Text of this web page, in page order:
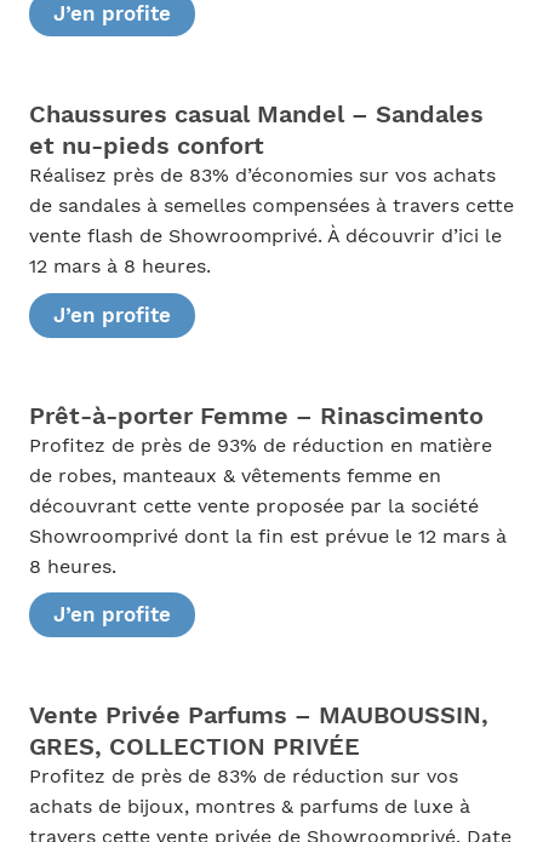
J’en profite
Chaussures casual Mandel – Sandales
et nu-pieds confort
Réalisez près de 83% d’économies sur vos achats
de sandales à semelles compensées à travers cette
vente flash de Showroomprivé. À découvrir d’ici le
12 mars à 8 heures.
J’en profite
Prêt-à-porter Femme – Rinascimento
Profitez de près de 93% de réduction en matière
de robes, manteaux & vêtements femme en
découvrant cette vente proposée par la société
Showroomprivé dont la fin est prévue le 12 mars à
8 heures.
J’en profite
Vente Privée Parfums – MAUBOUSSIN,
GRES, COLLECTION PRIVÉE
Profitez de près de 83% de réduction sur vos
achats de bijoux, montres & parfums de luxe à
travers cette vente privée de Showroomprivé. Date